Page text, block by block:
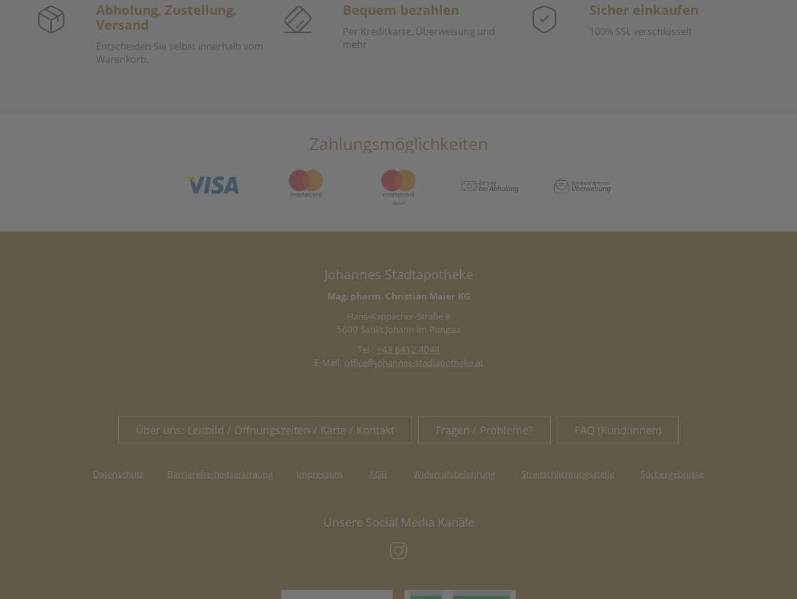
Abholung, Zustellung,
Versand
Entscheiden Sie selbst innerhalb vom
Warenkorb.
Bequem bezahlen
Per Kreditkarte, Überweisung und
mehr
Sicher einkaufen
100% SSL verschlüsselt
Zahlungsmöglichkeiten
Johannes Stadtapotheke
Mag. pharm. Christian Maier KG
Hans-Kappacher-Straße 8
5600 Sankt Johann im Pongau
Tel.: +43 6412 4044
E-Mail: office@johannes-stadtapotheke.at
Über uns: Leitbild / Öffnungszeiten / Karte / Kontakt Fragen / Probleme? FAQ (Kund:innen)
Datenschutz Barrierefreiheitserklräung Impressum AGB Widerrufsbelehrung Streitschlichtungsstelle Suchergebnisse
Unsere Social Media Kanäle